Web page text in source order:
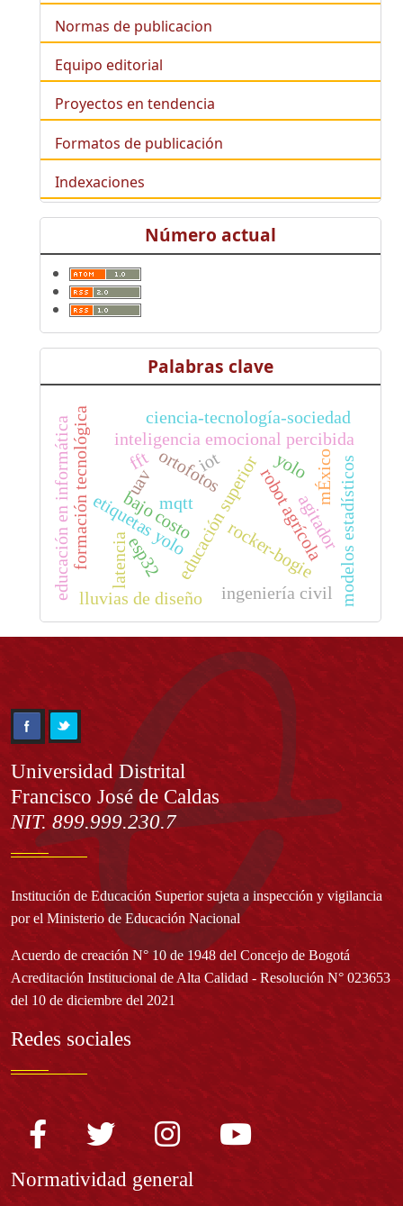
Normas de publicacion
Equipo editorial
Proyectos en tendencia
Formatos de publicación
Indexaciones
Número actual
Palabras clave
inteligencia emocional percibida
formación tecnológica
educación en informática educación superior
ciencia-tecnología-sociedad
ortofotos
etiquetas yolo
yolo
uav robot agrícola
rocker-bogie
bajo costo
lluvias de diseño ingeniería civil modelos estadísticos
mÉxico
latencia
fft
esp32
iot
agitador
mqtt
Información
Universidad Distrital
Francisco José de Caldas
NIT. 899.999.230.7
Institución de Educación Superior sujeta a inspección y vigilancia
por el Ministerio de Educación Nacional
Acuerdo de creación N° 10 de 1948 del Concejo de Bogotá
Acreditación Institucional de Alta Calidad - Resolución N° 023653
del 10 de diciembre del 2021
Redes sociales
Normatividad general